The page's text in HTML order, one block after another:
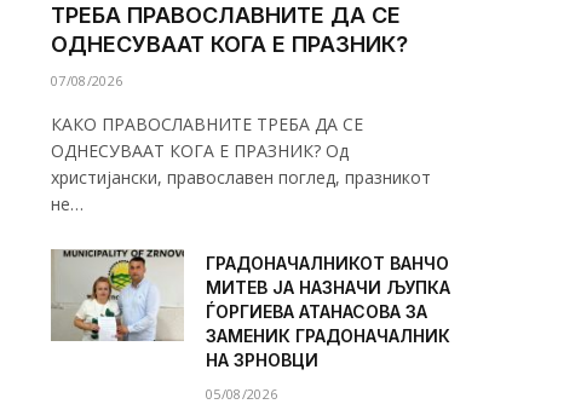
ТРЕБА ПРАВОСЛАВНИТЕ ДА СЕ
ОДНЕСУВААТ КОГА Е ПРАЗНИК?
07/08/2026
КАКО ПРАВОСЛАВНИТЕ ТРЕБА ДА СЕ
ОДНЕСУВААТ КОГА Е ПРАЗНИК? Од
христијански, православен поглед, празникот
не…
ГРАДОНАЧАЛНИКОТ ВАНЧО
МИТЕВ ЈА НАЗНАЧИ ЉУПКА
ЃОРГИЕВА АТАНАСОВА ЗА
ЗАМЕНИК ГРАДОНАЧАЛНИК
НА ЗРНОВЦИ
05/08/2026